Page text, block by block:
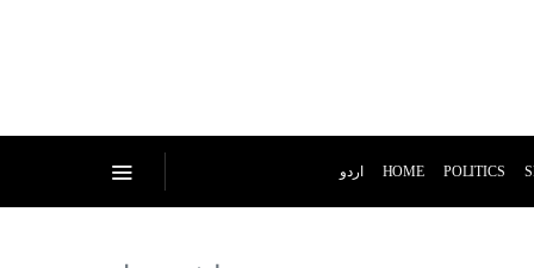
اردو HOME POLITICS